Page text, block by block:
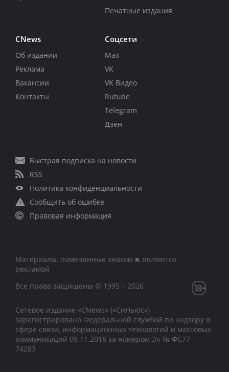
Печатные издания
CNews
Об издании
Реклама
Вакансии
Контакты
Соцсети
Max
VK
VK Видео
Rutube
Telegram
Дзен
Быстрая подписка на новости
RSS
Политика конфиденциальности
Сообщить об ошибке
Правовая информация
Материалы, помеченные знаком ■, являются
рекламой
Все права защищены © 1995 – 2026
Сетевое издание «CNews» («СиНьюс»)
зарегистрировано Федеральной службой по надзору в
сфере связи, информационных технологий и массовых
коммуникаций 09.11.2018 за номером Эл № ФС77 –
74283